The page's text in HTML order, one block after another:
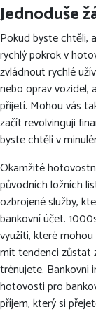
Jednoduše
Pokud byste chtěli,
rychlý pokrok v
zvládnout rychlé
nebo oprav vozidel,
přijetí. Mohou vás
začít revolvinguji
byste chtěli v
Okamžité
původních ložních
ozbrojené služby,
bankovní účet.
využití, které
mít tendenci zůstat
trénujete. Bankovní
hotovosti pro
příjem, který si